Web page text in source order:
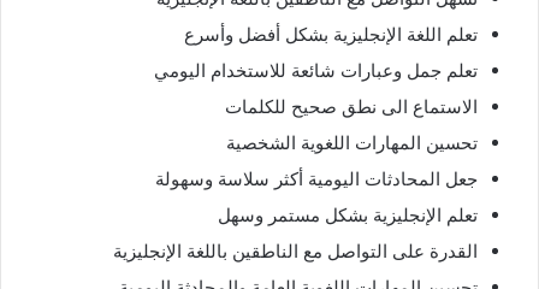
تعلم اللغة الإنجليزية بشكل أفضل وأسرع
تعلم جمل وعبارات شائعة للاستخدام اليومي
الاستماع الى نطق صحيح للكلمات
تحسين المهارات اللغوية الشخصية
جعل المحادثات اليومية أكثر سلاسة وسهولة
تعلم الإنجليزية بشكل مستمر وسهل
القدرة على التواصل مع الناطقين باللغة الإنجليزية